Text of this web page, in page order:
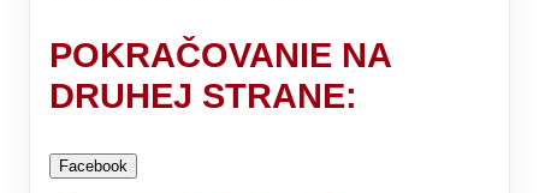
POKRAČOVANIE NA
DRUHEJ STRANE:
Facebook